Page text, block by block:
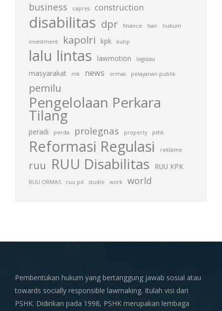
business capres construction
disabilitas dpr finance hair hukum
investment kapolri kpk kuhp
lalu lintas lawmotion legislasi
masyarakat mk news ormas pelayanan publik
pemilu
Pengelolaan Perkara
Tilang
peradi perda prolegnas property pshk
Reformasi Regulasi reklame
ruu RUU Disabilitas RUU KPK
RUU ORMAS ruu pd studio work world
Pembentukan hukum yang bertanggung jawab sosial atau
towards socially responsible lawmaking. Itulah visi dari
PSHK. Didirikan pada 1998, PSHK merupakan lembaga